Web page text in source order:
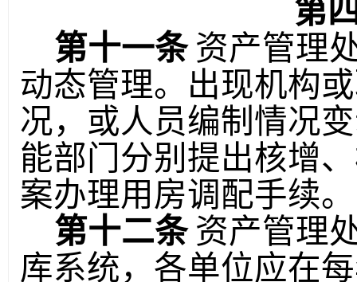
第
第十一条 资产管理
动态管理。出现机构
况，或人员编制情况
能部门分别提出核增
案办理用房调配手续。
第十二条 资产管理
库系统，各单位应在